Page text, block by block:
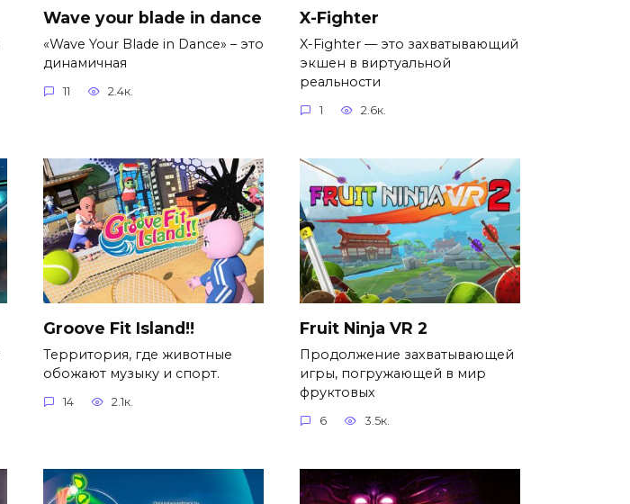
Wave your blade in dance
«Wave Your Blade in Dance» – это
динамичная
11 2.4к.
X-Fighter
X-Fighter — это захватывающий
экшен в виртуальной
реальности
1 2.6к.
Groove Fit Island!!
Территория, где животные
обожают музыку и спорт.
14 2.1к.
Fruit Ninja VR 2
Продолжение захватывающей
игры, погружающей в мир
фруктовых
6 3.5к.